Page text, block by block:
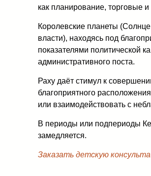
как планирование, торговые
Королевские планеты
власти), находясь под
показателями политической
административного поста.
Раху даёт стимул к
благоприятного
или взаимодействовать с
В периоды или подпериоды
замедляется.
Заказать детскую